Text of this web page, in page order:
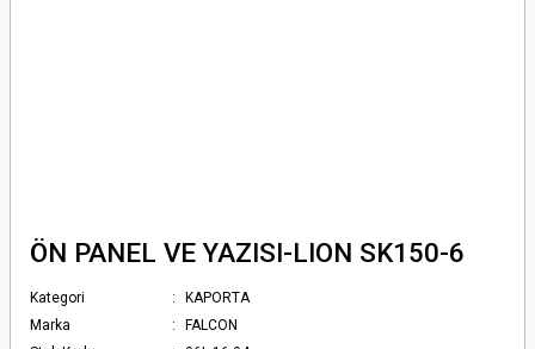
ÖN PANEL VE YAZISI-LION SK150-6
Kategori
KAPORTA
Marka
FALCON